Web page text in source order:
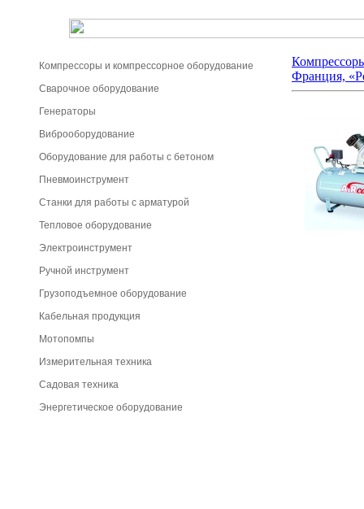
Компрессоры и компрессорное оборудование
Сварочное оборудование
Генераторы
Виброоборудование
Оборудование для работы с бетоном
Пневмоинструмент
Станки для работы с арматурой
Тепловое оборудование
Электроинструмент
Ручной инструмент
Грузоподъемное оборудование
Кабельная продукция
Мотопомпы
Измерительная техника
Садовая техника
Энергетическое оборудование
Франция,